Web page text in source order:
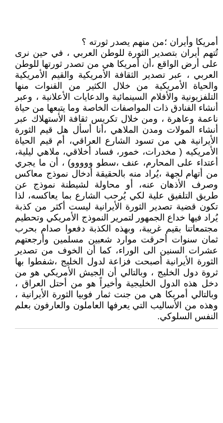
أمريكا وأيران ؛من منهم يصدر ثورته ؟
تُتهم أيران بتصدير الثورة للوطن العربي ، في حين نرى
على أرض الواقع ،أن أمريكا هي من تصدر ثورتها للوطن
العربي ، عبر تصدير الثقافة الأمريكية والقيم الأمريكية
والحياة الأمريكية من خلال الكثير من القنوات منها
التلفزيونية والأفلام السينمائية والدعايات الأعلانية ، وعبر
أنشاء الفنادق ذات المواصفات الخاصة وما يتبعها من حياة
ناعمة وعاهرة ، ومن خلال تكريس ثقافة الأستهلاك عبر
أنشاء المولات ومدن الملاهي ،أنا أسأل هل قيم الثورة
الأيرانية هي من تسود الشارع العراقي، أم قيم الحياة
الأمريكيه ( مخدرات، خمور، فساد أخلاقي، ملاهي ليلية،
أعتداء على المحارم، عنف ،سطو ووووو) ، أن ما يجري
من أتهام لجهة ،يُراد منه بالحقيقة أدخال نموذج معاكس
وصرف الأذهان عنه، أو محاولة لشيطنة نموذج عن
طريق التلفيق علية لكي يُرحب الشارع بما يعاكسه، لذا
تكون قضية تصدير الثورة الأيرانية ليست أكثر من كذبة
يُراد فيها خداع الجمهور لتمرير النموذج الأمريكي وتحطيم
مجتمعاتنا بقيم غريبة، وبهذه الكذبة دفعوا صدام بحرب
ثمان سنوات أحرقت موارد شعبين مسلمين وأرجعتهم
عشرات السنين الى الوراء، كما أن الخوف من تصدير
الثورة الأيرانية أصبحت فزاعة لدول الخليج ،شفطوا بها
ثروة دول الخليج ، وبالتالي أن الجيش الأمريكي هو من
دخل هذه الدول الخليجية وأخيراً هو من أحتل العراق ،
وبالتالي أمريكا هي من جنت ثمار فوبيا الثورة الأيرانية ،
وهذه من الأساليب التي يعرفها العاملون والعارفون بعلم
النفس السلوكي.